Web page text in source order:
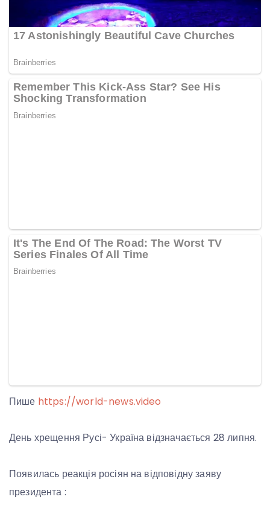
Пише https://world-news.video
День хрещення Русі- Україна відзначається 28 липня.
Появилась реакція росіян на відповідну заяву
президента :